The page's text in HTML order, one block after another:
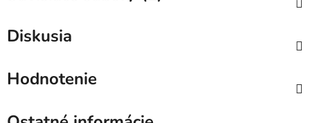
Diskusia
Hodnotenie